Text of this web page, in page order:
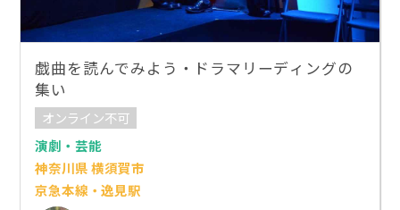
戯曲を読んでみよう・ドラマリーディングの
集い
オンライン不可
演劇・芸能
神奈川県 横須賀市
京急本線・逸見駅